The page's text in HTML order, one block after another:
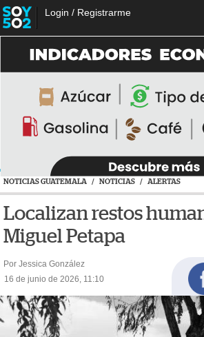
Login / Registrarme
NOTICIAS GUATEMALA / NOTICIAS / ALERTAS
Localizan restos
Miguel Petapa
Por Jessica González
16 de junio de 2026, 11:10